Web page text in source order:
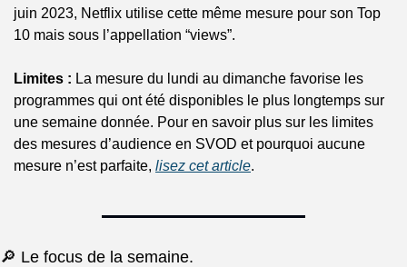
juin 2023, Netflix utilise cette même mesure pour son Top
10 mais sous l’appellation “views”.
Limites : La mesure du lundi au dimanche favorise les
programmes qui ont été disponibles le plus longtemps sur
une semaine donnée. Pour en savoir plus sur les limites
des mesures d’audience en SVOD et pourquoi aucune
mesure n’est parfaite, lisez cet article.
🔎 Le focus de la semaine.